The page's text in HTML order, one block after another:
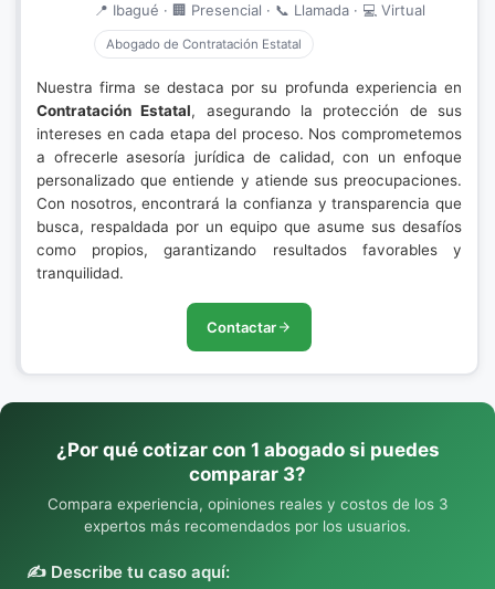
📍 Ibagué · 🏢 Presencial · 📞 Llamada · 💻 Virtual
Abogado de Contratación Estatal
Nuestra firma se destaca por su profunda experiencia en
Contratación Estatal, asegurando la protección de sus
intereses en cada etapa del proceso. Nos comprometemos
a ofrecerle asesoría jurídica de calidad, con un enfoque
personalizado que entiende y atiende sus preocupaciones.
Con nosotros, encontrará la confianza y transparencia que
busca, respaldada por un equipo que asume sus desafíos
como propios, garantizando resultados favorables y
tranquilidad.
Contactar
¿Por qué cotizar con 1 abogado si puedes
comparar 3?
Compara experiencia, opiniones reales y costos de los 3
expertos más recomendados por los usuarios.
✍️ Describe tu caso aquí: